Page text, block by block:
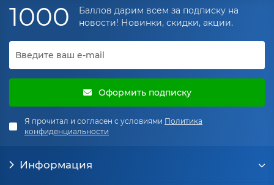
1000
Баллов дарим всем за подписку на
новости! Новинки, скидки, акции.
Оформить подписку
Я прочитал и согласен с условиями Политика
конфиденциальности
Информация